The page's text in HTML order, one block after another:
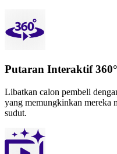
Putaran Interaktif 360°
Libatkan calon pembeli
yang memungkinkan mereka
sudut.